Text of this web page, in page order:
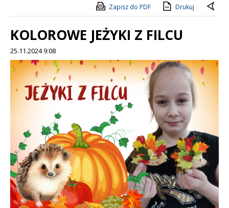
Zapisz do PDF Drukuj
KOLOROWE JEŻYKI Z FILCU
25.11.2024 9:08